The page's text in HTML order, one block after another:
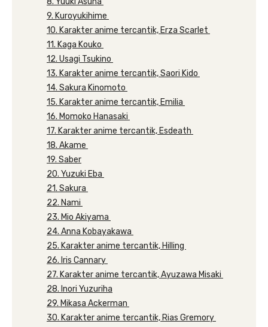
9. Kuroyukihime
10. Karakter anime tercantik, Erza Scarlet
11. Kaga Kouko
12. Usagi Tsukino
13. Karakter anime tercantik, Saori Kido
14. Sakura Kinomoto
15. Karakter anime tercantik, Emilia
16. Momoko Hanasaki
17. Karakter anime tercantik, Esdeath
18. Akame
19. Saber
20. Yuzuki Eba
21. Sakura
22. Nami
23. Mio Akiyama
24. Anna Kobayakawa
25. Karakter anime tercantik, Hilling
26. Iris Cannary
27. Karakter anime tercantik, Ayuzawa Misaki
28. Inori Yuzuriha
29. Mikasa Ackerman
30. Karakter anime tercantik, Rias Gremory